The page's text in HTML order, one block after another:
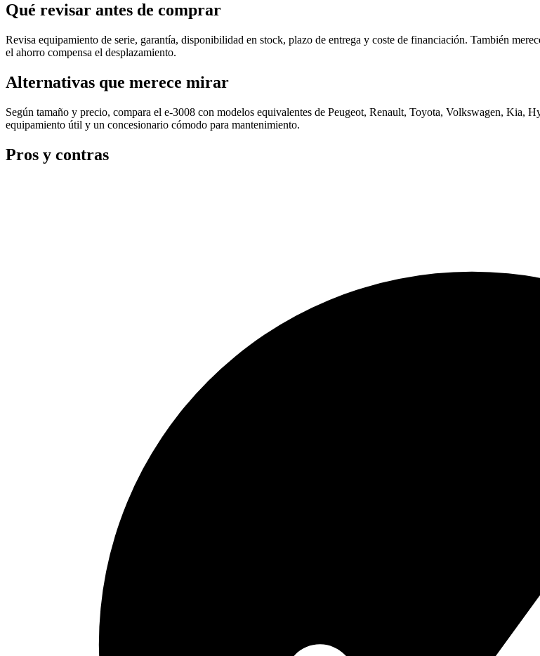
Qué revisar antes de comprar
Revisa equipamiento de serie, garantía, disponibilidad en stock, plazo de entrega y coste de financiación. También
el ahorro compensa el desplazamiento.
Alternativas que merece mirar
Según tamaño y precio, compara el e-3008 con modelos equivalentes de Peugeot, Renault, Toyota, Volkswagen,
equipamiento útil y un concesionario cómodo para mantenimiento.
Pros y contras